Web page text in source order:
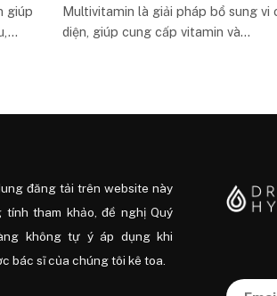
giúp
Multivitamin là giải pháp bổ sung vi
diện, giúp cung cấp vitamin và...
đăng tải trên website này
tính tham khảo, đề nghị Quý
không tự ý áp dụng khi
bác sĩ của chúng tôi kê toa.